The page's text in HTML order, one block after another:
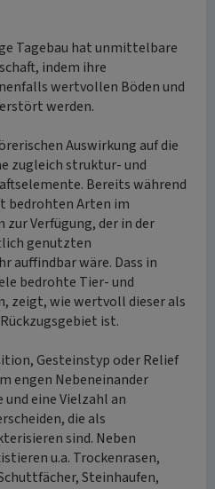
Tagebau hat unmittelbare
indem ihre
wertvollen Böden und
werden.
Auswirkung auf die
zugleich struktur- und
Bereits während
bedrohten Arten im
Verfügung, der in der
genutzten
auffindbar wäre. Dass in
bedrohte Tier- und
zeigt, wie wertvoll dieser als
ist.
Gesteinstyp oder Relief
engen Nebeneinander
eine Vielzahl an
die als
sind. Neben
u.a. Trockenrasen,
Steinhaufen,